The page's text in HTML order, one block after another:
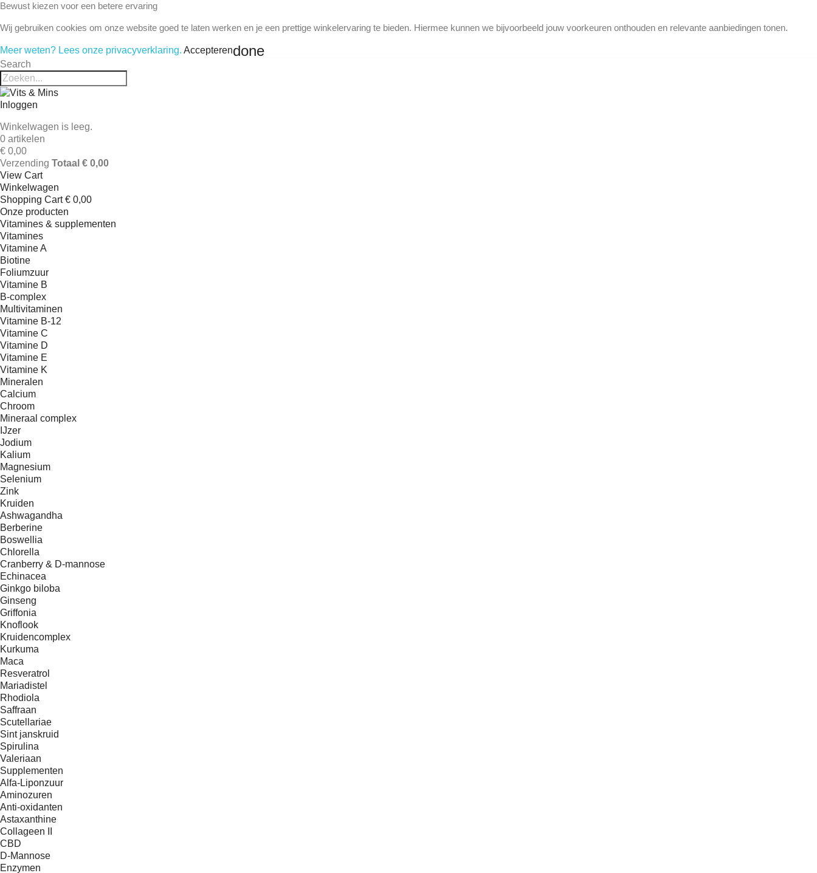
Bewust kiezen voor een betere ervaring
Wij gebruiken cookies om onze website goed te laten werken en je een prettige winkelervaring te bieden. Hiermee kunnen we bijvoorbeeld jouw voorkeuren onthouden en relevante aanbiedingen tonen.
Meer weten? Lees onze privacyverklaring. Accepterendone
Search
Inloggen
Winkelwagen is leeg.
0 artikelen
€ 0,00
Verzending Totaal € 0,00
View Cart
Winkelwagen
Shopping Cart € 0,00
Onze producten
Vitamines & supplementen
Vitamines
Vitamine A
Biotine
Foliumzuur
Vitamine B
B-complex
Multivitaminen
Vitamine B-12
Vitamine C
Vitamine D
Vitamine E
Vitamine K
Mineralen
Calcium
Chroom
Mineraal complex
IJzer
Jodium
Kalium
Magnesium
Selenium
Zink
Kruiden
Ashwagandha
Berberine
Boswellia
Chlorella
Cranberry & D-mannose
Echinacea
Ginkgo biloba
Ginseng
Griffonia
Knoflook
Kruidencomplex
Kurkuma
Maca
Resveratrol
Mariadistel
Rhodiola
Saffraan
Scutellariae
Sint janskruid
Spirulina
Valeriaan
Supplementen
Alfa-Liponzuur
Aminozuren
Anti-oxidanten
Astaxanthine
Collageen II
CBD
D-Mannose
Enzymen